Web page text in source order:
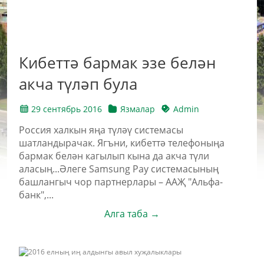
Кибеттә бармак эзе белән
акча түләп була
29 сентябрь 2016 Язмалар Admin
Россия халкын яңа түләү системасы
шатландырачак. Ягъни, кибеттә телефоныңа
бармак белән кагылып кына да акча түли
аласың...Әлеге Samsung Pay системасының
башлангыч чор партнерлары – ААҖ "Альфа-
банк",...
Алга таба →